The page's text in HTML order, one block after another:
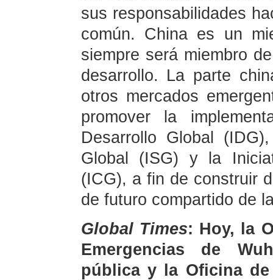
sus responsabilidades
común. China es un
siempre será miembro
desarrollo. La parte
otros mercados
promover la
Desarrollo Global
Global (ISG) y la
(ICG), a fin de construir
de futuro compartido de
Global Times: Hoy, la
Emergencias de
pública y la Oficina